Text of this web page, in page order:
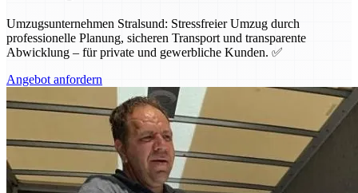
Umzugsunternehmen Stralsund: Stressfreier Umzug durch
professionelle Planung, sicheren Transport und transparente
Abwicklung – für private und gewerbliche Kunden. ✅
Angebot anfordern